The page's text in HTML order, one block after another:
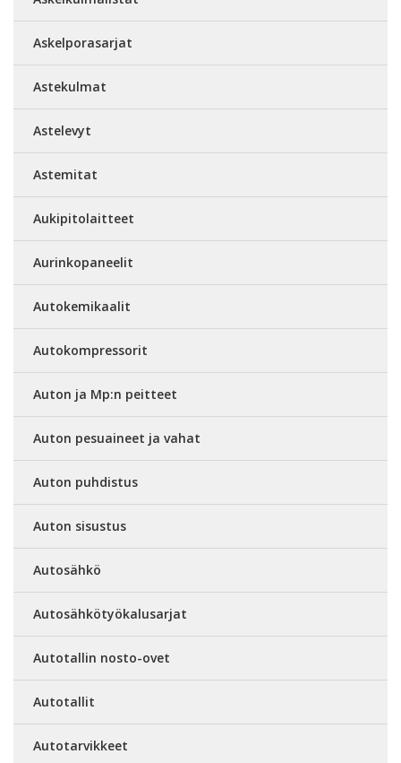
Askelporasarjat
Astekulmat
Astelevyt
Astemitat
Aukipitolaitteet
Aurinkopaneelit
Autokemikaalit
Autokompressorit
Auton ja Mp:n peitteet
Auton pesuaineet ja vahat
Auton puhdistus
Auton sisustus
Autosähkö
Autosähkötyökalusarjat
Autotallin nosto-ovet
Autotallit
Autotarvikkeet